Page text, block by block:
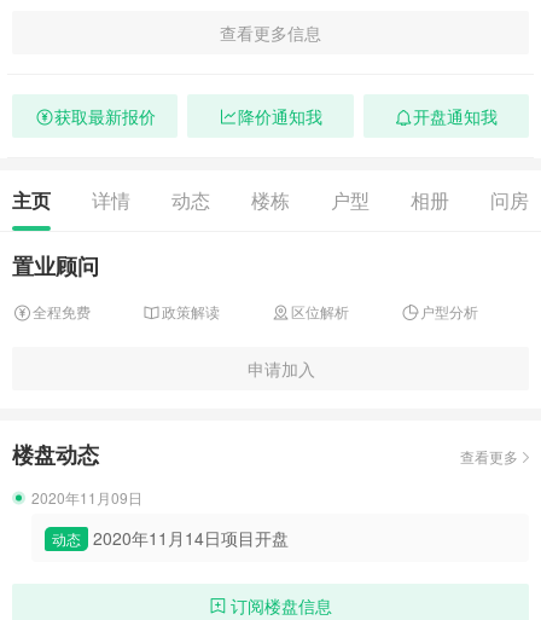
查看更多信息
获取最新报价 降价通知我 开盘通知我
主页 详情 动态 楼栋 户型 相册 问房
置业顾问
全程免费 政策解读 区位解析 户型分析
申请加入
楼盘动态 查看更多
2020年11月09日
动态 2020年11月14日项目开盘
订阅楼盘信息